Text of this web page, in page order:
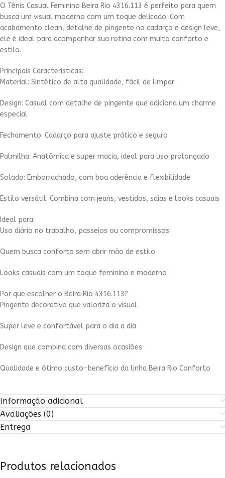
O Tênis Casual Feminino Beira Rio 4316.113 é perfeito para quem
busca um visual moderno com um toque delicado. Com
acabamento clean, detalhe de pingente no cadarço e design leve,
ele é ideal para acompanhar sua rotina com muito conforto e
estilo.
Principais Características:
Material: Sintético de alta qualidade, fácil de limpar
Design: Casual com detalhe de pingente que adiciona um charme
especial
Fechamento: Cadarço para ajuste prático e seguro
Palmilha: Anatômica e super macia, ideal para uso prolongado
Solado: Emborrachado, com boa aderência e flexibilidade
Estilo versátil: Combina com jeans, vestidos, saias e looks casuais
Ideal para:
Uso diário no trabalho, passeios ou compromissos
Quem busca conforto sem abrir mão de estilo
Looks casuais com um toque feminino e moderno
Por que escolher o Beira Rio 4316.113?
Pingente decorativo que valoriza o visual
Super leve e confortável para o dia a dia
Design que combina com diversas ocasiões
Qualidade e ótimo custo-benefício da linha Beira Rio Conforto
Informação adicional
Avaliações (0)
Entrega
Produtos relacionados